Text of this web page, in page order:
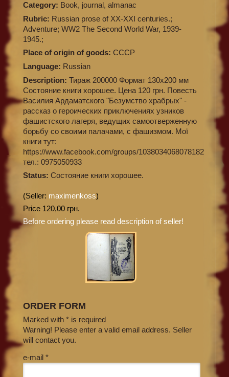
Category: Book, journal, almanac
Rubric: Russian prose of XX-XXI centuries.;
Adventure; WW2 The Second World War, 1939-
1945.;
Place of origin of goods: СССР
Language: Russian
Description: Тираж 200000 Формат 130х200 мм
Состояние книги хорошее. Цена 120 грн. Повесть
Василия Ардаматского "Безумство храбрых" -
рассказ о героических приключениях узников
фашистского лагеря, ведущих самоотверженную
борьбу со своими палачами, с фашизмом. Мої
книги тут:
https://www.facebook.com/groups/1038034068078182
тел.: 0975050933
Status: Состояние книги хорошее.
(Seller: maximenkoss)
Price 120,00 грн.
Before ordering please read description of seller!
ORDER FORM
Marked with * is required
Warning! Please enter a valid email address. Seller
will contact you.
e-mail *